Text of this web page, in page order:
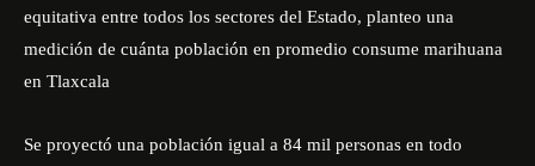
equitativa entre todos los sectores del Estado, planteo una
medición de cuánta población en promedio consume marihuana
en Tlaxcala
Se proyectó una población igual a 84 mil personas en todo